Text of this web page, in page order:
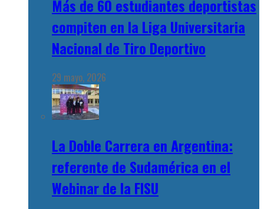
Más de 60 estudiantes deportistas
compiten en la Liga Universitaria
Nacional de Tiro Deportivo
29 mayo, 2026
La Doble Carrera en Argentina:
referente de Sudamérica en el
Webinar de la FISU